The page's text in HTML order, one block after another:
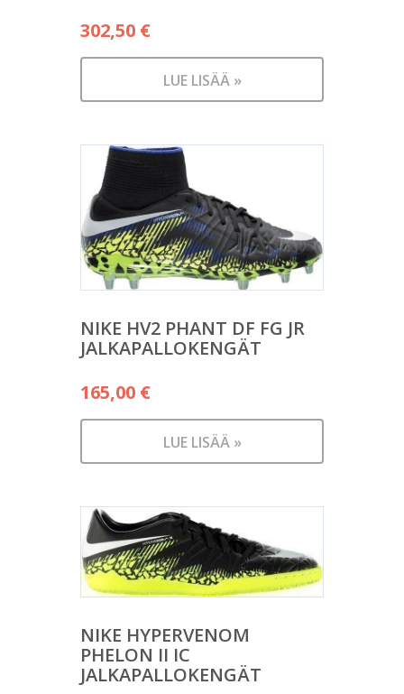
302,50 €
LUE LISÄÄ »
NIKE HV2 PHANT DF FG JR
JALKAPALLOKENGÄT
165,00 €
LUE LISÄÄ »
NIKE HYPERVENOM
PHELON II IC
JALKAPALLOKENGÄT